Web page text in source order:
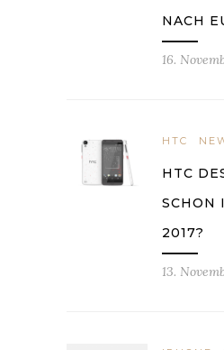
NACH
16.
HTC
HTC
SCHON
2017?
13.